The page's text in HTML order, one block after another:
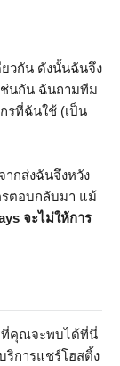
ยวกัน ดังนั้นฉันจึง
ช่นกัน ฉันถามทีม
รที่ฉันใช้ (เป็น
กส่งฉันจึงหวัง
รตอบกลับมา แม้
จะไม่ให้การ
ที่คุณจะพบได้ที่นี่
ริการแชร์โฮสติ้ง